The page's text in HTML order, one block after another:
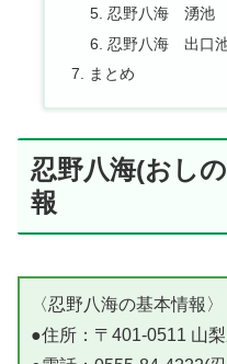
忍野八海 湧池
忍野八海 出口
まとめ
忍野八海(おし
報
〈忍野八海の基本情報〉
●住所：〒401-0511 山